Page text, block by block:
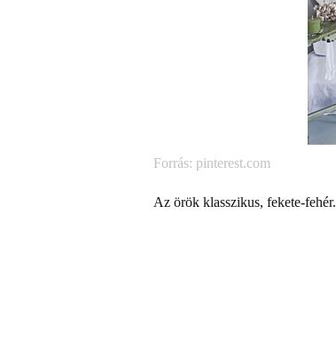
Forrás: pinterest.com
Az örök klasszikus, fekete-fehér.